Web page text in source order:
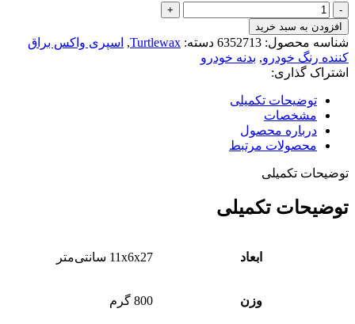
اسپری
واکس
خوردو
ترتل
واکس
مدل
درای
وزن
800
گرم
افزودن به سبد خرید
شناسه محصول: 6352713 دسته: Turtlewax
, اسپری واکس براق
کننده رنگ خودرو, بدنه خودرو
اشتراک گذاری:
توضیحات تکمیلی
مشخصات
درباره محصول
محصولات مرتبط
توضیحات تکمیلی
توضیحات تکمیلی
ابعاد 11x6x27 سانتی‌متر
وزن 800 گرم